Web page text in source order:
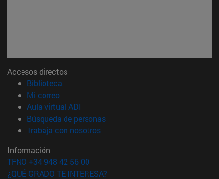
Accesos directos
Biblioteca
Mi correo(abre en nueva ventana)
Aula virtual ADI
Búsqueda de personas(abre en nueva ventana)
Trabaja con nosotros(abre en nueva ventana)
Información
TFNO +34 948 42 56 00
¿QUÉ GRADO TE INTERESA?